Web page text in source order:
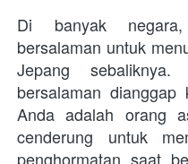
Di banyak negara,
bersalaman untuk
Jepang sebaliknya.
bersalaman
Anda adalah orang
cenderung untuk
penghormatan saat